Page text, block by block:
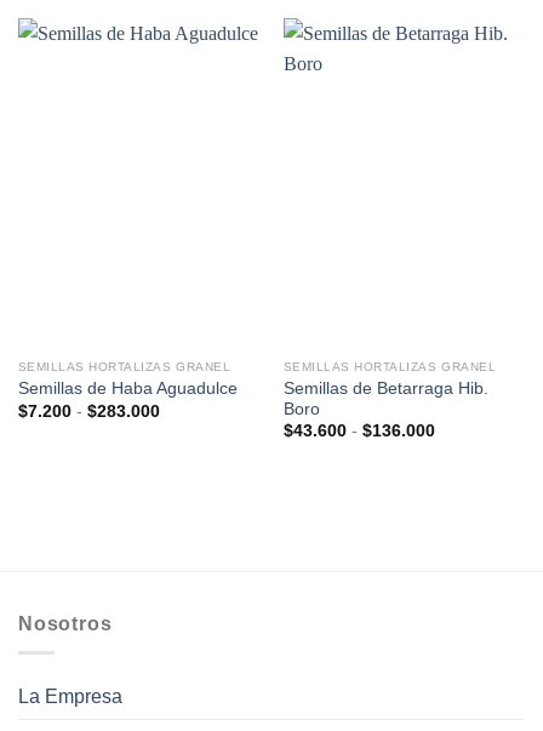
SEMILLAS HORTALIZAS GRANEL
Semillas de Haba Aguadulce
$7.200 - $283.000Rango
SEMILLAS HORTALIZAS GRANEL
Semillas de Betarraga Hib.
Boro
$43.600 - $136.000Rango
Nosotros
La Empresa